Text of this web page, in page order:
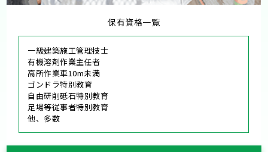
保有資格一覧
一級建築施工管理技士
有機溶剤作業主任者
高所作業車10m未満
ゴンドラ特別教育
自由研削砥石特別教育
足場等従事者特別教育
他、多数